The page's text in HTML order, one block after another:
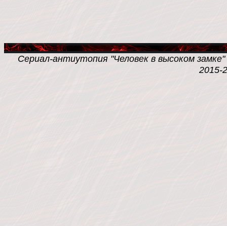
Сериал-антиутопия "Человек в высоком
2015-